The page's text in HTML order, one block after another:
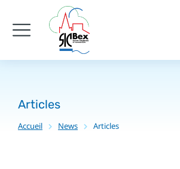
Articles
Vous êtes ici :
Accueil News Articles